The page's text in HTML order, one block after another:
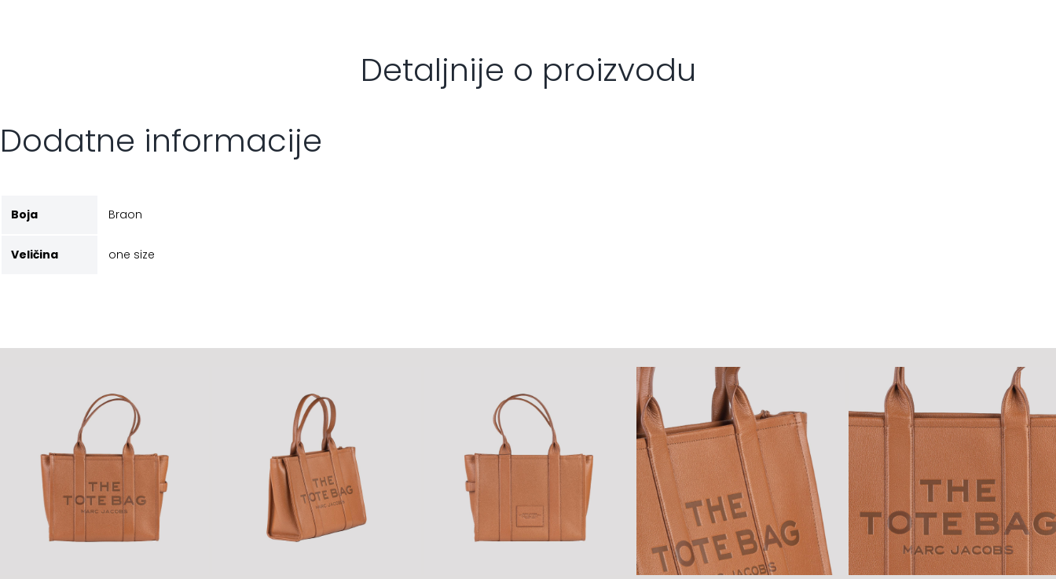
Detaljnije o proizvodu
Dodatne informacije
Boja Braon
Veličina one size